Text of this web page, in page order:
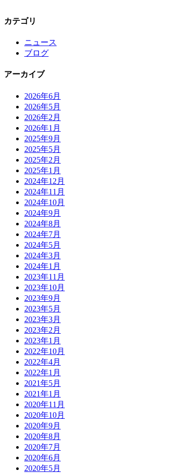
カテゴリ
ニュース
ブログ
アーカイブ
2026年6月
2026年5月
2026年2月
2026年1月
2025年9月
2025年5月
2025年2月
2025年1月
2024年12月
2024年11月
2024年10月
2024年9月
2024年8月
2024年7月
2024年5月
2024年3月
2024年1月
2023年11月
2023年10月
2023年9月
2023年5月
2023年3月
2023年2月
2023年1月
2022年10月
2022年4月
2022年1月
2021年5月
2021年1月
2020年11月
2020年10月
2020年9月
2020年8月
2020年7月
2020年6月
2020年5月